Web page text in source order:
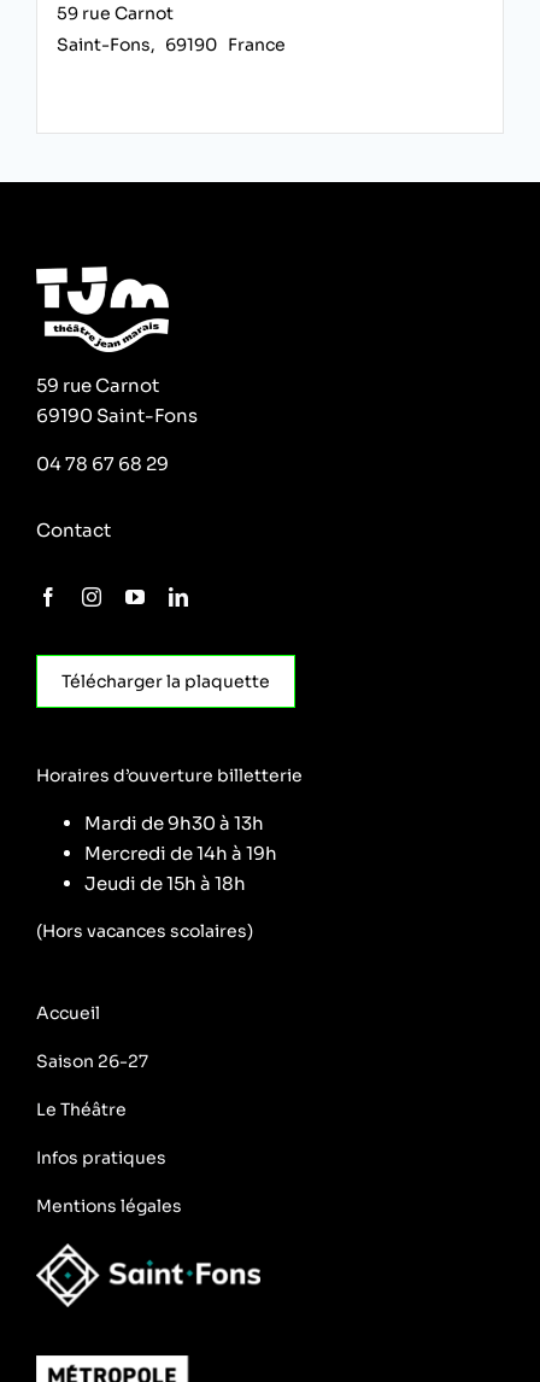
59 rue Carnot
Saint-Fons, 69190 France
59 rue Carnot
69190 Saint-Fons
04 78 67 68 29
Contact
Télécharger la plaquette
Horaires d’ouverture billetterie
Mardi de 9h30 à 13h
Mercredi de 14h à 19h
Jeudi de 15h à 18h
(Hors vacances scolaires)
Accueil
Saison 26-27
Le Théâtre
Infos pratiques
Mentions légales